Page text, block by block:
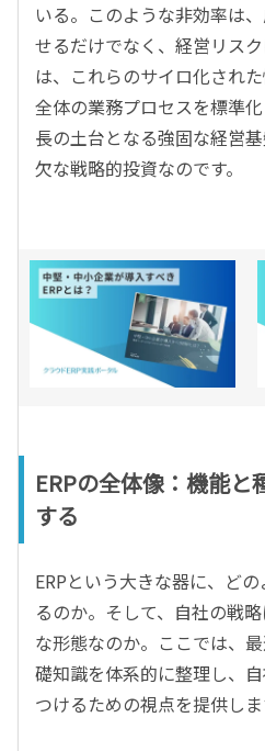
いる。このような非効率は
せるだけでなく、経営リス
は、これらのサイロ化され
全体の業務プロセスを標準
長の土台となる強固な経営
欠な戦略的投資なのです。
ERPの全体像：機能と
する
ERPという大きな器に、ど
るのか。そして、自社の戦
な形態なのか。ここでは、
礎知識を体系的に整理し、
つけるための視点を提供しま